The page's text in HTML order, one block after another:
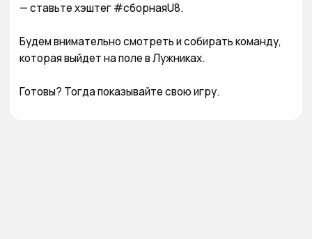
— ставьте хэштег #сборнаяU8.
Будем внимательно смотреть и собирать команду,
которая выйдет на поле в Лужниках.
Готовы? Тогда показывайте свою игру.